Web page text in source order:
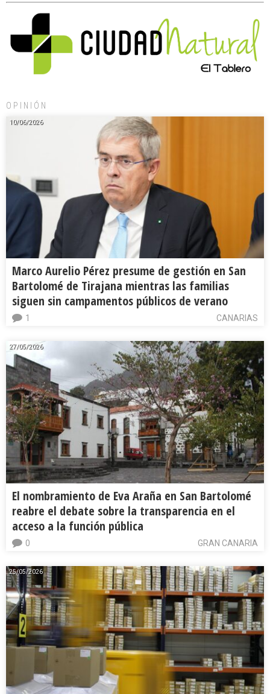
OPINIÓN
10/06/2026
Marco Aurelio Pérez presume de gestión en San
Bartolomé de Tirajana mientras las familias
siguen sin campamentos públicos de verano
CANARIAS
1
27/05/2026
El nombramiento de Eva Araña en San Bartolomé
reabre el debate sobre la transparencia en el
acceso a la función pública
GRAN CANARIA
0
25/05/2026